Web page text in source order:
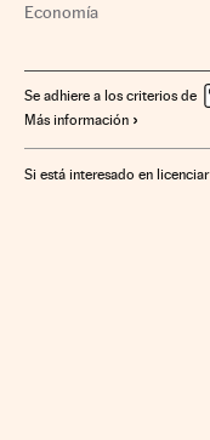
Economía
Se adhiere a los criterios de
Más información
Si está interesado en